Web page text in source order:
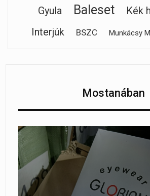
Gyula
Baleset Kék
Interjúk BSZC Munkácsy
Mostanában